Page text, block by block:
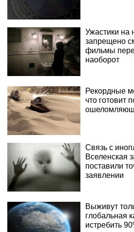
Ужастики на
запрещено
фильмы
наоборот
Рекордные
что готовит
Связь с
Вселенская
поставили
заявлении
Выживут
глобальная
истребить